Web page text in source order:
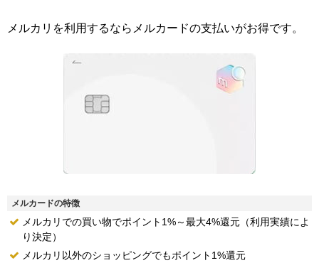
メルカリを利用するならメルカードの支払いがお得です。
メルカードの特徴
メルカリでの買い物でポイント1%～最大4%還元（利用実績によ
り決定）
メルカリ以外のショッピングでもポイント1%還元